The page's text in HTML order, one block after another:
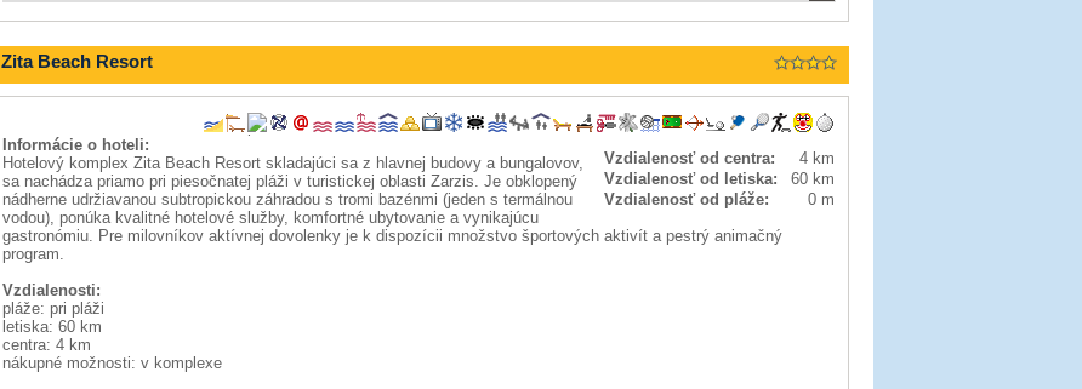
Zita Beach Resort
Vzdialenosť od centra:
4 km
Vzdialenosť od letiska:
60 km
Vzdialenosť od pláže:
0 m
Informácie o hoteli:
Hotelový komplex Zita Beach Resort skladajúci sa z hlavnej budovy a bungalovov,
sa nachádza priamo pri piesočnatej pláži v turistickej oblasti Zarzis. Je obklopený
nádherne udržiavanou subtropickou záhradou s tromi bazénmi (jeden s termálnou
vodou), ponúka kvalitné hotelové služby, komfortné ubytovanie a vynikajúcu
gastronómiu. Pre milovníkov aktívnej dovolenky je k dispozícii množstvo športových aktivít a pestrý animačný
program.
Vzdialenosti:
pláže: pri pláži
letiska: 60 km
centra: 4 km
nákupné možnosti: v komplexe